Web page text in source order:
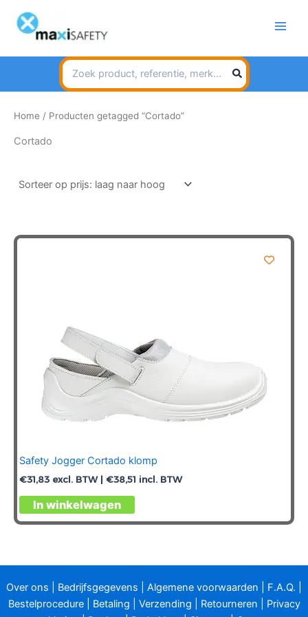
naar
inhoud
Search
for:
Home / Producten getagged “Cortado”
Cortado
Safety Jogger Cortado klomp
€31,83 excl. BTW | €38,51 incl. BTW
In winkelwagen
Dit
product
variaties.
Deze
optie
kan
Over ons Bedrijfsgegevens Algemene voorwaarden F.A.Q.
Bestelprocedure| Betaling Verzending Retourneren
Privacy